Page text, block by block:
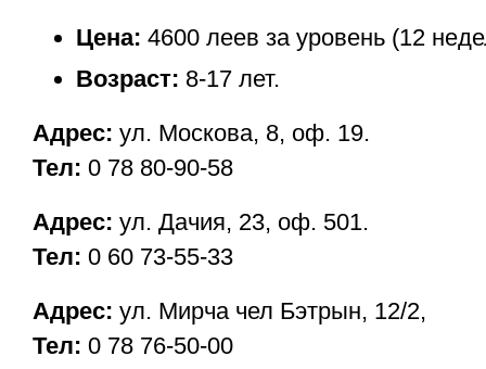
Цена: 4600 леев за уровень (12
Возраст: 8-17 лет.
Адрес: ул. Москова, 8, oф. 19.
Тел: 0 78 80-90-58
Адрес: ул. Дачия, 23, оф. 501.
Тел: 0 60 73-55-33
Адрес: ул. Мирча чел Бэтрын, 12/2,
Тел: 0 78 76-50-00